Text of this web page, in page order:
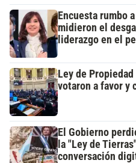
Encuesta rumbo
midieron el
liderazgo en el
Ley de
votaron a favor y
El Gobierno
la "Ley de
conversación